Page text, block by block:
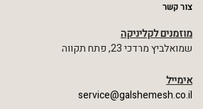
צור קשר
מוזמנים לקליניקה
שמואלביץ מרדכי 23, פתח תקווה
אימייל
service@galshemesh.co.il